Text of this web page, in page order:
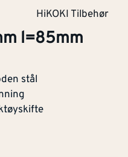
HiKOKI Tilbehør
l=85mm
stål